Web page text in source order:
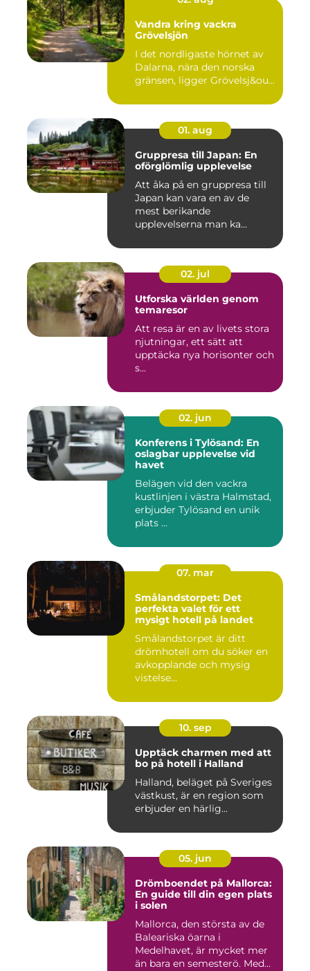
Vandra kring vackra
Grövelsjön
I det nordligaste hörnet av
Dalarna, nära den norska
gränsen, ligger Grövelsj&ou...
01. aug
Gruppresa till Japan: En
oförglömlig upplevelse
Att åka på en gruppresa till
Japan kan vara en av de
mest berikande
upplevelserna man ka...
02. jul
Utforska världen genom
temaresor
Att resa är en av livets stora
njutningar, ett sätt att
upptäcka nya horisonter och
s...
02. jun
Konferens i Tylösand: En
oslagbar upplevelse vid
havet
Belägen vid den vackra
kustlinjen i västra Halmstad,
erbjuder Tylösand en unik
plats ...
07. mar
Smålandstorpet: Det
perfekta valet för ett
mysigt hotell på landet
Smålandstorpet är ditt
drömhotell om du söker en
avkopplande och mysig
vistelse...
10. sep
Upptäck charmen med att
bo på hotell i Halland
Halland, beläget på Sveriges
västkust, är en region som
erbjuder en härlig...
05. jun
Drömboendet på Mallorca:
En guide till din egen plats
i solen
Mallorca, den största av de
Baleariska öarna i
Medelhavet, är mycket mer
än bara en semesterö. Med